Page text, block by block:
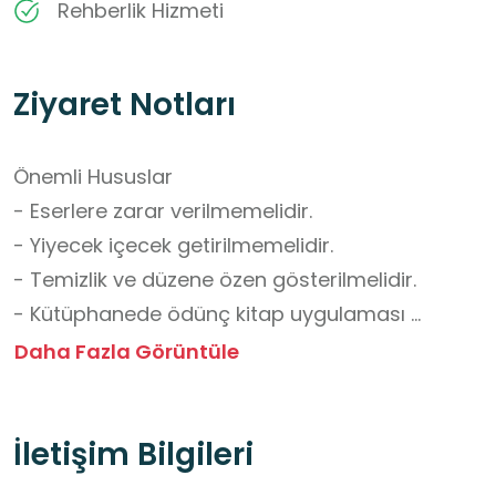
Rehberlik Hizmeti
Ziyaret Notları
Önemli Hususlar
- Eserlere zarar verilmemelidir.
- Yiyecek içecek getirilmemelidir.
- Temizlik ve düzene özen gösterilmelidir.
- Kütüphanede ödünç kitap uygulaması
mevcut değildir.
- Grup ziyaretlerinden önce iletişime geçilerek
Daha Fazla Görüntüle
İletişim Bilgileri